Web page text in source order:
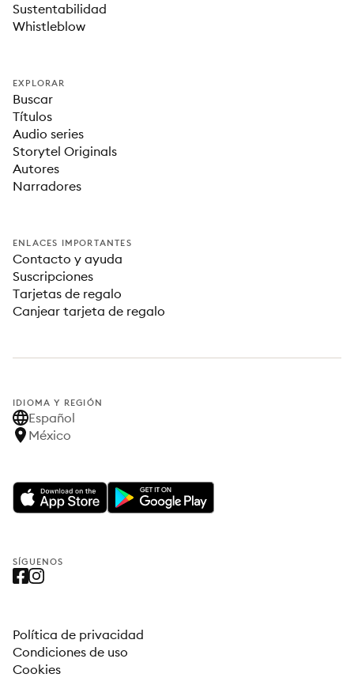
Sustentabilidad
Whistleblow
EXPLORAR
Buscar
Títulos
Audio series
Storytel Originals
Autores
Narradores
ENLACES IMPORTANTES
Contacto y ayuda
Suscripciones
Tarjetas de regalo
Canjear tarjeta de regalo
IDIOMA Y REGIÓN
Español
México
SÍGUENOS
Política de privacidad
Condiciones de uso
Cookies